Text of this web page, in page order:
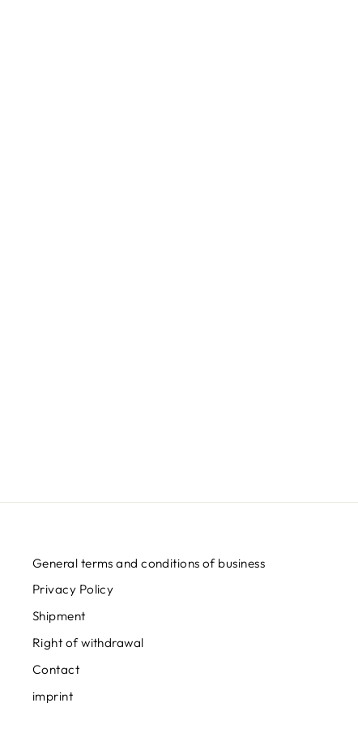
General terms and conditions of business
Privacy Policy
Shipment
Right of withdrawal
Contact
imprint